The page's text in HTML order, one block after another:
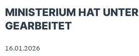
MINISTERIUM HAT
GEARBEITET
16.01.2026